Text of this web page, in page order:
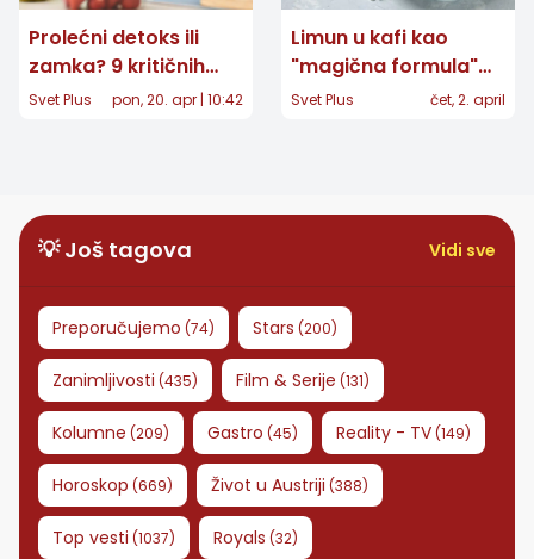
Prolećni detoks ili
zamka? 9 kritičnih
grešaka koje ometaju
Svet Plus pon, 20. apr | 10:42
Limun u kafi kao
"magična formula"
za mršavljenje: Da li
Svet Plus čet, 2. april
💡 Još tagova Vidi sve
Preporučujemo (74) Stars (200)
Zanimljivosti (435) Film & Serije (131)
Kolumne (209) Gastro (45) Reality - TV(149)
Horoskop (669) Život u Austriji (388)
Top vesti (1037) Royals (32)